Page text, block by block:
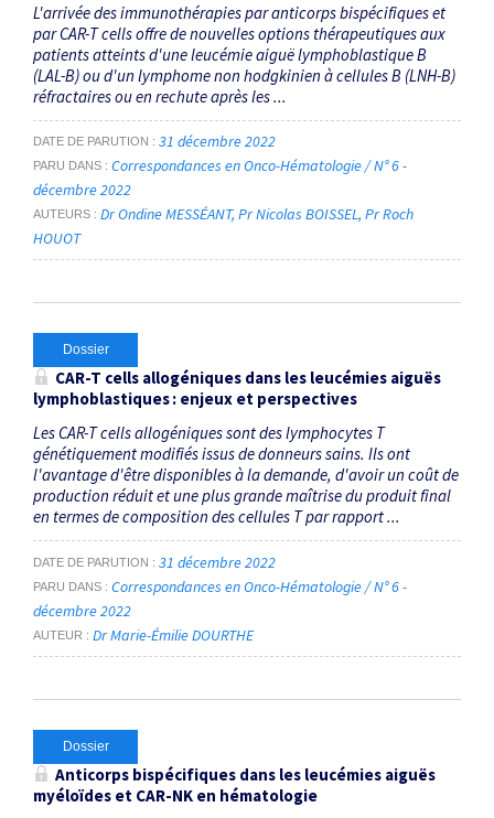
L'arrivée des immunothérapies par anticorps bispécifiques et
par CAR-T cells offre de nouvelles options thérapeutiques aux
patients atteints d'une leucémie aiguë lymphoblastique B
(LAL-B) ou d'un lymphome non hodgkinien à cellules B (LNH-B)
réfractaires ou en rechute après les ...
DATE DE PARUTION 31 décembre 2022
PARU DANS
Correspondances en Onco-Hématologie / N° 6 -
décembre 2022
AUTEURS Dr Ondine MESSÉANT Pr Nicolas BOISSEL Pr Roch
HOUOT
Dossier
CAR-T cells allogéniques dans les leucémies aiguës
lymphoblastiques : enjeux et perspectives
Les CAR-T cells allogéniques sont des lymphocytes T
génétiquement modifiés issus de donneurs sains. Ils ont
l'avantage d'être disponibles à la demande, d'avoir un coût de
production réduit et une plus grande maîtrise du produit final
en termes de composition des cellules T par rapport ...
DATE DE PARUTION 31 décembre 2022
PARU DANS
Correspondances en Onco-Hématologie / N° 6 -
décembre 2022
AUTEUR Dr Marie-Émilie DOURTHE
Dossier
Anticorps bispécifiques dans les leucémies aiguës
myéloïdes et CAR-NK en hématologie